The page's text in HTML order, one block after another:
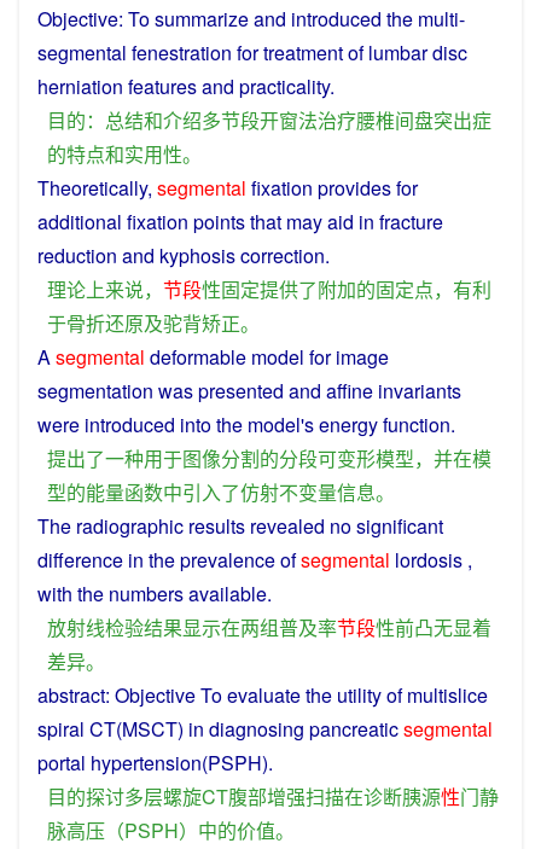
Objective: Tosummarizeand introduced the multi-
segmental fenestration fortreatmentoflumbardisc
herniation featuresand practicality.
目的： 总结和介绍多节段开窗法治疗腰椎间盘突出症
的特点和实用性。
Theoretically, segmental fixation providesfor
additional fixation pointsthat mayaid in fracture
reduction and kyphosiscorrection.
理论上来说， 节段性固定提供了附加的固定点， 有利
于骨折还原及驼背矫正。
Asegmental deformable model for image
segmentation waspresented and affine invariants
were introduced intothe model'senergyfunction.
提出了一种用于图像分割的分段可变形模型， 并在模
型的能量函数中引入了仿射不变量信息。
The radiographic results revealed nosignificant
difference in the prevalence ofsegmental lordosis ,
with the numbers available.
放射线检验结果显示在两组普及率节段性前凸无显着
差异。
abstract: ObjectiveTo evaluate the utilityofmultislice
spiral CT(MSCT) in diagnosing pancreaticsegmental
portal hypertension(PSPH).
目的探讨多层螺旋CT腹部增强扫描在诊断胰源性门静
脉高压 （PSPH） 中的价值。